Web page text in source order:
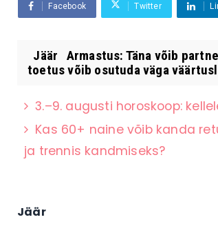
Facebook Twitter
Jäär Armastus: Täna võib
toetus võib osutuda väga
3.–9. augusti horoskoop:
Kas 60+ naine võib kanda
ja trennis kandmiseks?
Jäär